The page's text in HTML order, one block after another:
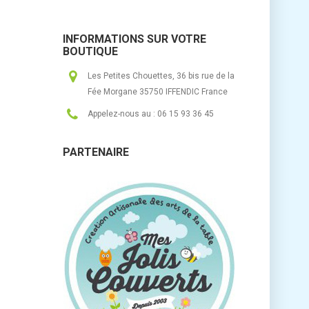
INFORMATIONS SUR VOTRE
BOUTIQUE
Les Petites Chouettes, 36 bis rue de la
Fée Morgane 35750 IFFENDIC France
Appelez-nous au : 06 15 93 36 45
PARTENAIRE